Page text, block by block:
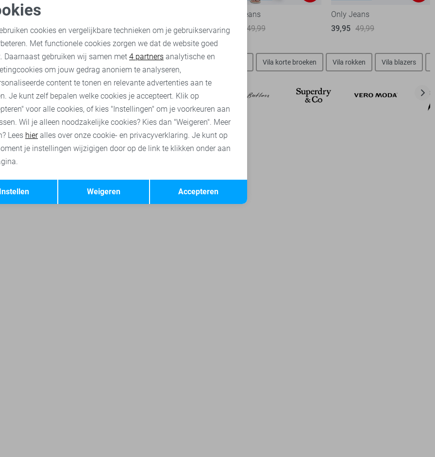
30,00
59,99
Only Jeans
35,00
49,99
Only Jeans
39,95 49,99
Vila t-shirts Vila jassen Vila broeken Vila tops Vila korte broeken Vila rokken Vila blazers
cookies
cookies Marketing cookies
Terug Opslaan
cookies en vergelijkbare technieken om je gebruikservaring
Met functionele cookies zorgen we dat de website goed
Daarnaast gebruiken wij samen met 4 partners analytische en
om jouw gedrag anoniem te analyseren,
content te tonen en relevante advertenties aan te
Je kunt zelf bepalen welke cookies je accepteert. Klik op
voor alle cookies, of kies "Instellingen" om je voorkeuren aan
Wil je alleen noodzakelijke cookies? Kies dan "Weigeren". Meer
Lees hieralles over onze cookie- en privacyverklaring. Je kunt op
je instellingen wijzigigen door op de link te klikken onder aan
Accepteren
Weigeren